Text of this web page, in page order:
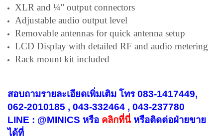
XLR and ¼” output connectors
Adjustable audio output level
Removable antennas for quick antenna setup
LCD Display with detailed RF and audio metering
Rack mount kit included
สอบถามรายละเอียดเพิ่มเติม โทร 083-1417449,
062-2010185 , 043-332464 , 043-237780
LINE : @MINICS หรือ คลิกที่นี่ หรือติดต่อฝ่ายขาย
ได้ที่